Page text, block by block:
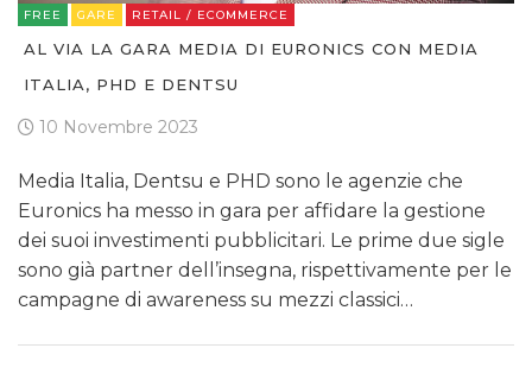
FREE GARE RETAIL / ECOMMERCE
AL VIA LA GARA MEDIA DI EURONICS CON MEDIA
ITALIA, PHD E DENTSU
10 Novembre 2023
Media Italia, Dentsu e PHD sono le agenzie che
Euronics ha messo in gara per affidare la gestione
dei suoi investimenti pubblicitari. Le prime due sigle
sono già partner dell’insegna, rispettivamente per le
campagne di awareness su mezzi classici…